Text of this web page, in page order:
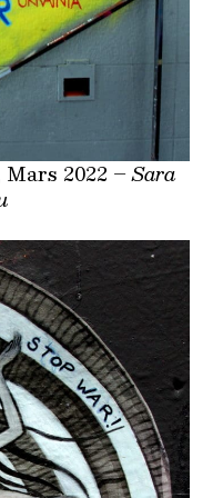
Mars 2022 –Sara